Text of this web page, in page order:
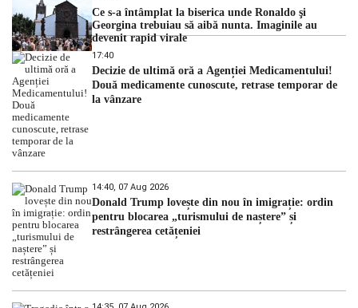
Ce s-a întâmplat la biserica unde Ronaldo şi
Georgina trebuiau să aibă nunta. Imaginile au
devenit rapid virale
17:40
Decizie de ultimă oră a Agenției Medicamentului!
Două medicamente cunoscute, retrase temporar de
la vânzare
14:40, 07 Aug 2026
Donald Trump lovește din nou în imigrație: ordin
pentru blocarea „turismului de naștere” și
restrângerea cetățeniei